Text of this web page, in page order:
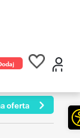
oferta